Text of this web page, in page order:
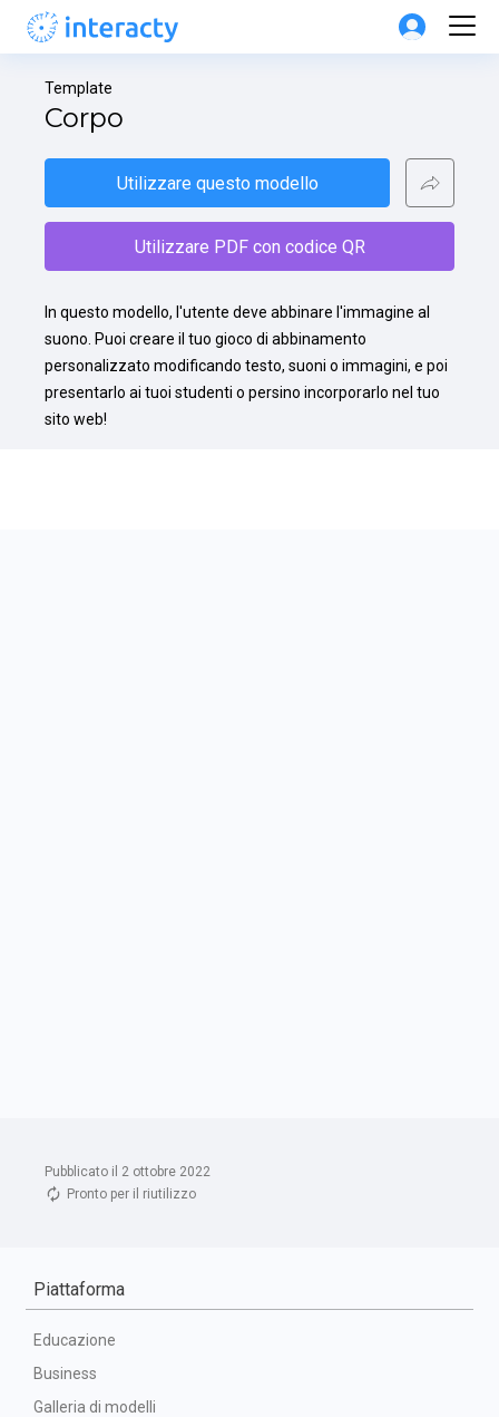
Pubblicato il 2 ottobre 2022
Pronto per il riutilizzo
Template
Corpo
Utilizzare questo modello
Utilizzare PDF con codice QR
In questo modello, l'utente deve abbinare l'immagine al
suono. Puoi creare il tuo gioco di abbinamento
personalizzato modificando testo, suoni o immagini, e poi
presentarlo ai tuoi studenti o persino incorporarlo nel tuo
sito web!
Piattaforma
Educazione
Business
Galleria di modelli